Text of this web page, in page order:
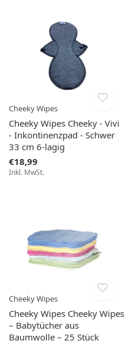
Cheeky Wipes
Cheeky Wipes Cheeky - Vivi
- Inkontinenzpad - Schwer
33 cm 6-lagig
€18,99
Inkl. MwSt.
Cheeky Wipes
Cheeky Wipes Cheeky Wipes
– Babytücher aus
Baumwolle – 25 Stück